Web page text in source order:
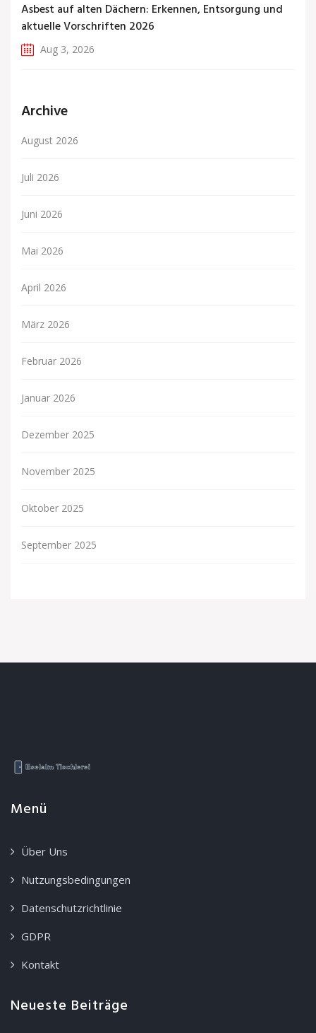
Asbest auf alten Dächern: Erkennen, Entsorgung und
aktuelle Vorschriften 2026
Aug 3, 2026
Archive
August 2026
Juli 2026
Juni 2026
Mai 2026
April 2026
März 2026
Februar 2026
Januar 2026
Dezember 2025
November 2025
Oktober 2025
September 2025
Menü
Über Uns
Nutzungsbedingungen
Datenschutzrichtlinie
GDPR
Kontakt
Neueste Beiträge